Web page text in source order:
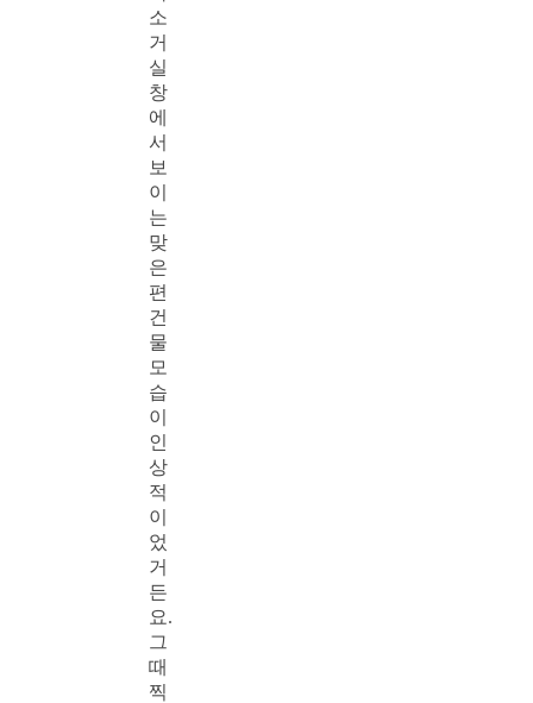
소
거
실
창
에
서
보
이
는
맞
은
편
건
물
모
습
이
인
상
적
이
었
거
든
요.
그
때
찍